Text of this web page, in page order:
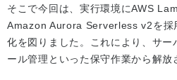
そこで今回は、実行環境にAWS
Amazon Aurora Serverless v2を採
化を図りました。これにより、サ
ール管理といった保守作業から解放